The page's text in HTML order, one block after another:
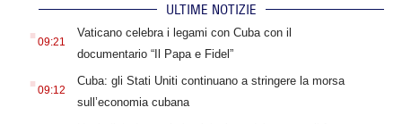
ULTIME NOTIZIE
. 09:21
Vaticano celebra i legami con Cuba con il
documentario “Il Papa e Fidel”
. 09:12
Cuba: gli Stati Uniti continuano a stringere la morsa
sull’economia cubana